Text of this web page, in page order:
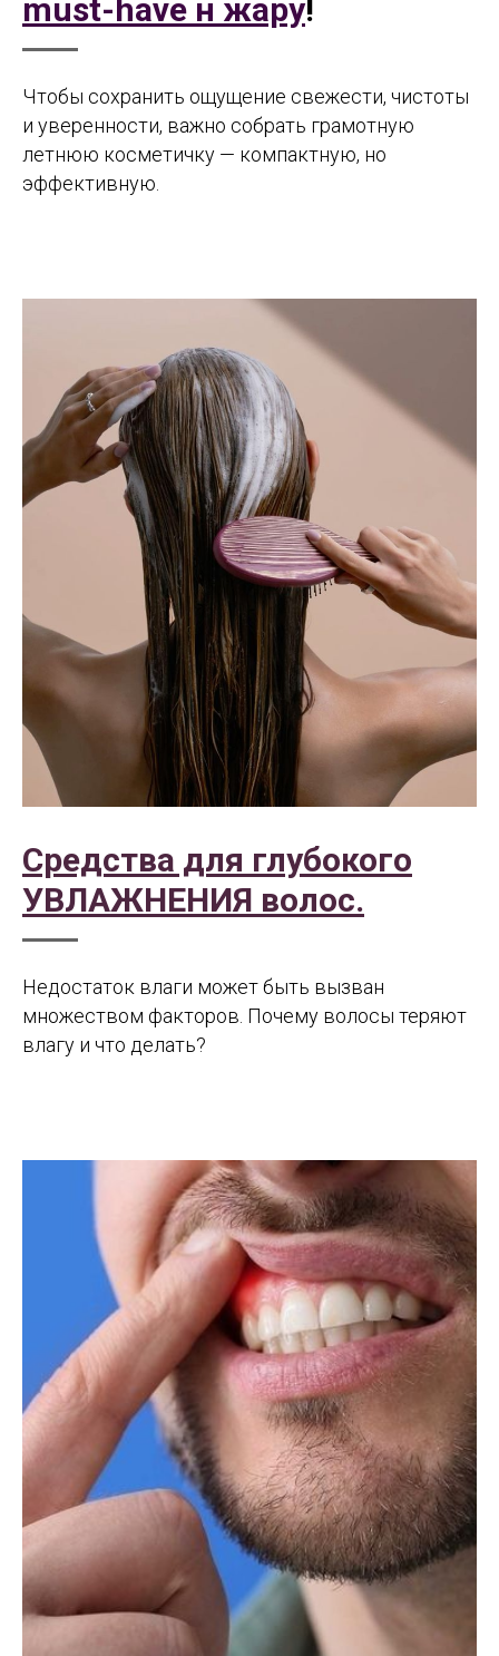
must-have н жару!
Чтобы сохранить ощущение свежести, чистоты
и уверенности, важно собрать грамотную
летнюю косметичку — компактную, но
эффективную.
Средства для глубокого
УВЛАЖНЕНИЯ волос.
Недостаток влаги может быть вызван
множеством факторов. Почему волосы теряют
влагу и что делать?